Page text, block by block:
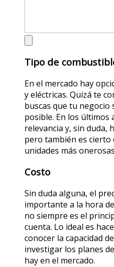
Tipo de
En el mercado hay
y eléctricas. Quizá te
buscas que tu negocio
posible. En los últimos
relevancia y, sin duda,
pero también es cierto
unidades más
Costo
Sin duda alguna, el
importante a la hora
no siempre es el
cuenta. Lo ideal es
conocer la capacidad
investigar los planes
hay en el mercado.